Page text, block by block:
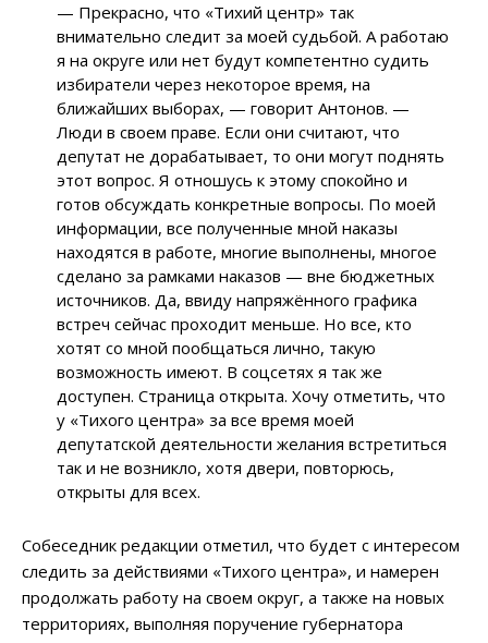
— Прекрасно, что «Тихий центр» так
внимательно следит за моей судьбой. А работаю
я на округе или нет будут компетентно судить
избиратели через некоторое время, на
ближайших выборах, — говорит Антонов. —
Люди в своем праве. Если они считают, что
депутат не дорабатывает, то они могут поднять
этот вопрос. Я отношусь к этому спокойно и
готов обсуждать конкретные вопросы. По моей
информации, все полученные мной наказы
находятся в работе, многие выполнены, многое
сделано за рамками наказов — вне бюджетных
источников. Да, ввиду напряжённого графика
встреч сейчас проходит меньше. Но все, кто
хотят со мной пообщаться лично, такую
возможность имеют. В соцсетях я так же
доступен. Страница открыта. Хочу отметить, что
у «Тихого центра» за все время моей
депутатской деятельности желания встретиться
так и не возникло, хотя двери, повторюсь,
открыты для всех.
Собеседник редакции отметил, что будет с интересом
следить за действиями «Тихого центра», и намерен
продолжать работу на своем округ, а также на новых
территориях, выполняя поручение губернатора